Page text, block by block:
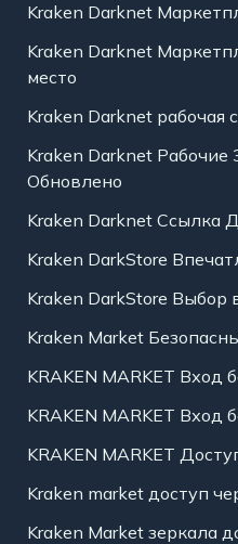
Kraken Darknet
Kraken Darknet
место
Kraken Darknet рабочая
Kraken Darknet Рабочие
Обновлено
Kraken Darknet Ссылка
Kraken DarkStore
Kraken DarkStore Выбор
Kraken Market
KRAKEN MARKET Вход
KRAKEN MARKET Вход
KRAKEN MARKET
Kraken market доступ
Kraken Market зеркала